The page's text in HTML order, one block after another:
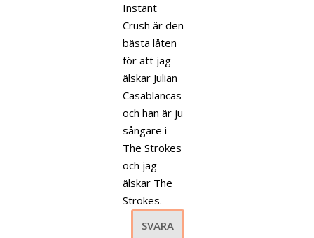
Instant
Crush är den
bästa låten
för att jag
älskar Julian
Casablancas
och han är ju
sångare i
The Strokes
och jag
älskar The
Strokes.
SVARA